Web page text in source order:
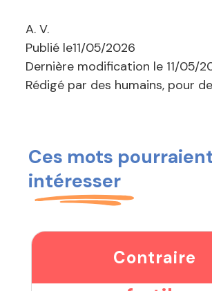
A. V.
Publié le11/05/2026
Dernière modification le 11/05/
Rédigé par des humains, pour
Ces mots
intéresser
Contraire